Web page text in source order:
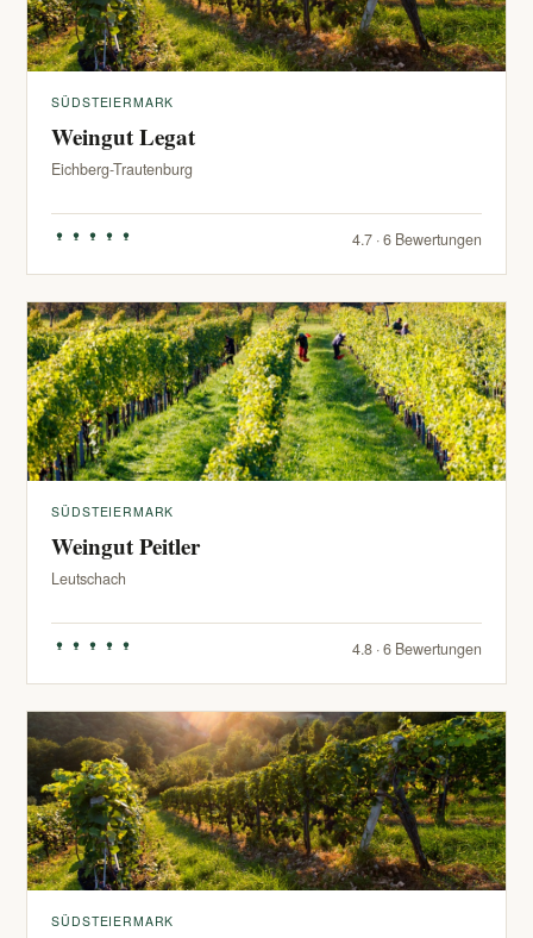
SÜDSTEIERMARK
Weingut Legat
Eichberg-Trautenburg
4.7 · 6 Bewertungen
SÜDSTEIERMARK
Weingut Peitler
Leutschach
4.8 · 6 Bewertungen
SÜDSTEIERMARK